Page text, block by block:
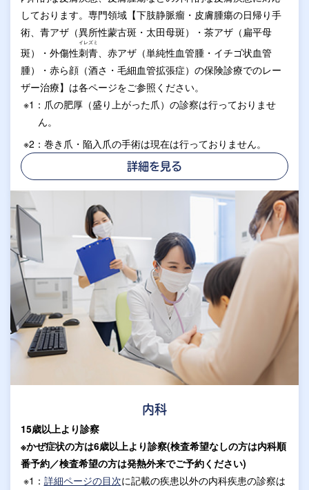
しております。専門領域【下肢静脈瘤・皮膚腫瘍の日帰り手
術、青アザ（異所性蒙古斑・太田母斑）・茶アザ（扁平母
斑）・外傷性刺青
イレズミ
、赤アザ（単純性血管腫・イチゴ状血管
腫）・赤ら顔（酒さ・毛細血管拡張症）の保険診療でのレー
ザー治療】は各ページをご参照ください。
※1：爪の肥厚（盛り上がった爪）の診察は行っておりませ
ん。
※2：巻き爪・陥入爪の手術は現在は行っておりません。
詳細を見る
内科
15歳以上より診察
※かぜ症状の方は6歳以上より診察(検査希望なしの方は内科順
番予約／検査希望の方は発熱外来でご予約ください)
※1： 詳細ページの目次に記載の疾患以外の内科疾患の診察は